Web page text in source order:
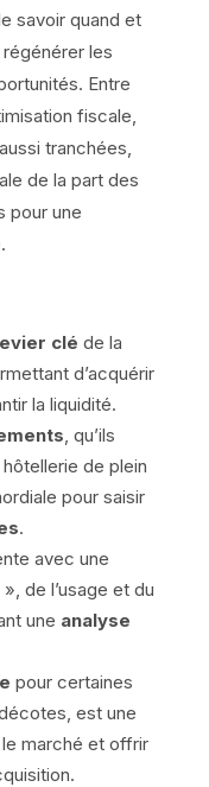
savoir quand et
les
Entre
fiscale,
tranchées,
de la part des
pour une
clé de la
d’acquérir
la liquidité.
, qu’ils
de plein
pour saisir
.
avec une
de l’usage et du
une analyse
pour certaines
est une
marché et offrir